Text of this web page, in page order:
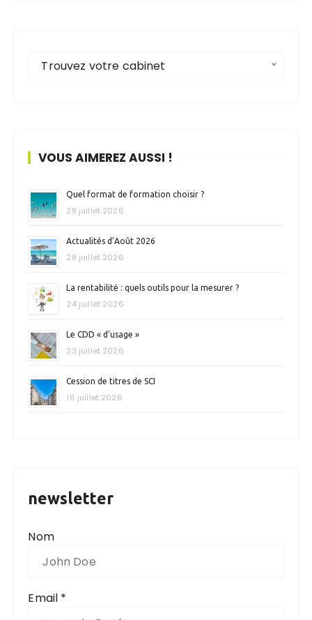
Trouvez votre cabinet
VOUS AIMEREZ AUSSI !
Quel format de formation choisir ?
28 juillet 2026
Actualités d’Août 2026
28 juillet 2026
La rentabilité : quels outils pour la mesurer ?
24 juillet 2026
Le CDD « d’usage »
23 juillet 2026
Cession de titres de SCI
16 juillet 2026
newsletter
Nom
Email *